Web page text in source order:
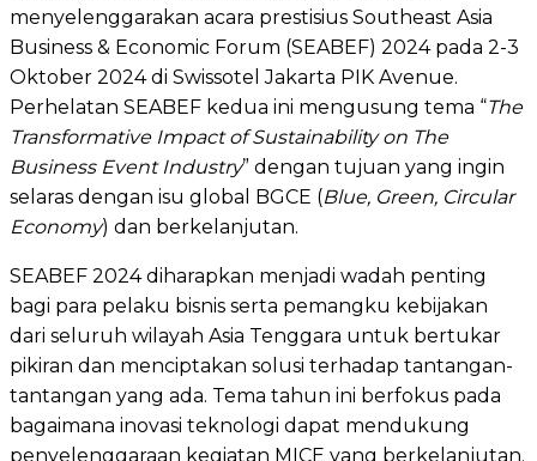
menyelenggarakan acara prestisius Southeast Asia
Business & Economic Forum (SEABEF) 2024 pada 2-3
Oktober 2024 di Swissotel Jakarta PIK Avenue.
Perhelatan SEABEF kedua ini mengusung tema “The
Transformative Impact of Sustainability on The
Business Event Industry” dengan tujuan yang ingin
selaras dengan isu global BGCE (Blue, Green, Circular
Economy) dan berkelanjutan.
SEABEF 2024 diharapkan menjadi wadah penting
bagi para pelaku bisnis serta pemangku kebijakan
dari seluruh wilayah Asia Tenggara untuk bertukar
pikiran dan menciptakan solusi terhadap tantangan-
tantangan yang ada. Tema tahun ini berfokus pada
bagaimana inovasi teknologi dapat mendukung
penyelenggaraan kegiatan MICE yang berkelanjutan.